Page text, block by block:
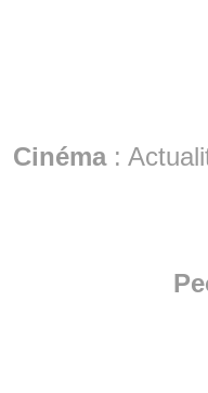
Cinéma: